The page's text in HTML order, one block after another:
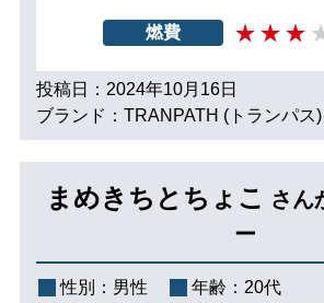
燃費
投稿日：2024年10月16日
ブランド：TRANPATH (トランパス
まめきちとちょこ さん
ー
性別： 男性 年齢： 20代